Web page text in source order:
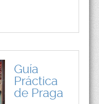
Guía
Práctica
de Praga